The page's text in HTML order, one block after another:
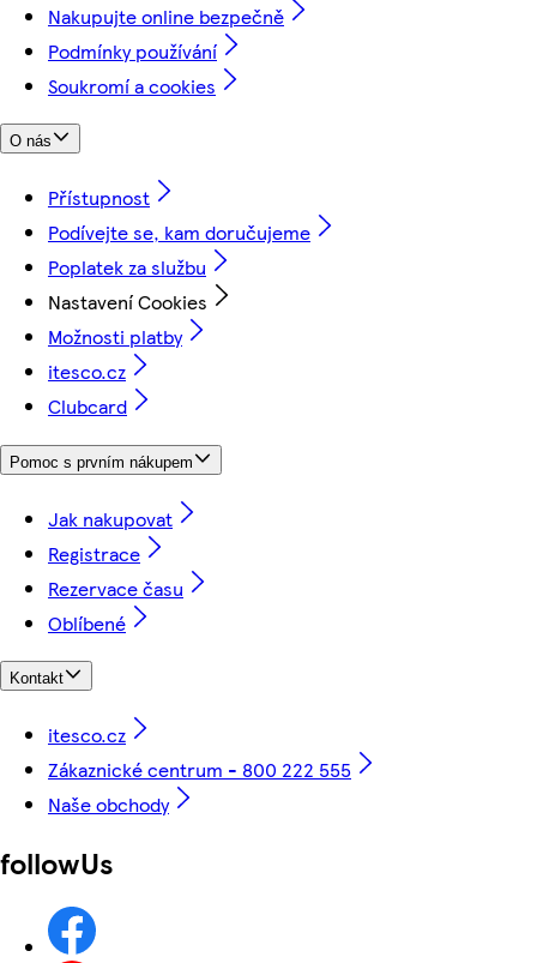
Nakupujte online bezpečně
Podmínky používání
Soukromí a cookies
O nás
Přístupnost
Podívejte se, kam doručujeme
Poplatek za službu
Nastavení Cookies
Možnosti platby
itesco.cz
Clubcard
Pomoc s prvním nákupem
Jak nakupovat
Registrace
Rezervace času
Oblíbené
Kontakt
itesco.cz
Zákaznické centrum - 800 222 555
Naše obchody
followUs